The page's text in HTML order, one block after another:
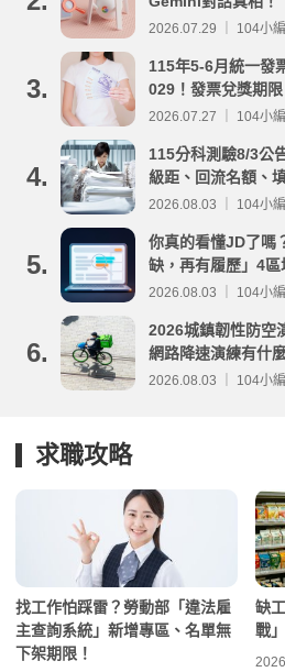
2026.07.29 ｜ 104小編
3.
115年5-6月統一發
029！發票兌獎期
2026.07.27 ｜ 104小編
4.
115分科測驗8/3公
級距、回流名額、
分析
2026.08.03 ｜ 104小編
5.
你真的看懂JD了嗎
缺，再有履歷」4
2026.08.03 ｜ 104小編
6.
2026城鎮韌性防空
網路降速演練有什
事項整理
2026.08.03 ｜ 104小編
求職攻略
找工作怕踩雷？勞動部「違法雇
主查詢系統」新增專區、名單無
下架期限！
缺
戰」